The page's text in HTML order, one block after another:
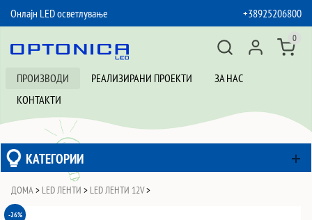
Онлајн LED осветлување
+38925206800
ПРОИЗВОДИ РЕАЛИЗИРАНИ ПРОЕКТИ
ЗА НАС
КОНТАКТИ
0
КАТЕГОРИИ
ДОМА > LED ЛЕНТИ > LED ЛЕНТИ 12V>
-26%